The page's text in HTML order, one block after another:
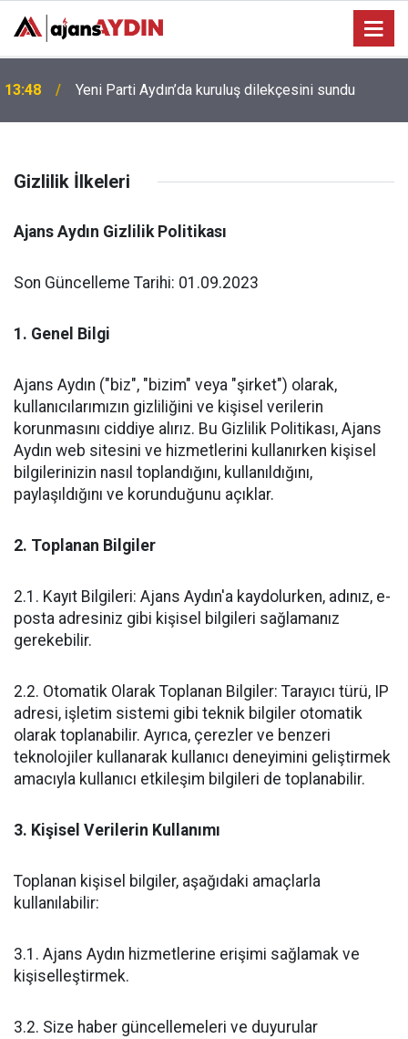
13:48 Yeni Parti Aydın’da kuruluş dilekçesini sundu
Bağarcık Göleti hayvancılığın su ihtiyacını
karşılayacak
Gizlilik İlkeleri
Ajans Aydın Gizlilik Politikası
Son Güncelleme Tarihi: 01.09.2023
1. Genel Bilgi
Ajans Aydın ("biz", "bizim" veya "şirket") olarak,
kullanıcılarımızın gizliliğini ve kişisel verilerin
korunmasını ciddiye alırız. Bu Gizlilik Politikası, Ajans
Aydın web sitesini ve hizmetlerini kullanırken kişisel
bilgilerinizin nasıl toplandığını, kullanıldığını,
paylaşıldığını ve korunduğunu açıklar.
2. Toplanan Bilgiler
2.1. Kayıt Bilgileri: Ajans Aydın'a kaydolurken, adınız, e-
posta adresiniz gibi kişisel bilgileri sağlamanız
gerekebilir.
2.2. Otomatik Olarak Toplanan Bilgiler: Tarayıcı türü, IP
adresi, işletim sistemi gibi teknik bilgiler otomatik
olarak toplanabilir. Ayrıca, çerezler ve benzeri
teknolojiler kullanarak kullanıcı deneyimini geliştirmek
amacıyla kullanıcı etkileşim bilgileri de toplanabilir.
3. Kişisel Verilerin Kullanımı
Toplanan kişisel bilgiler, aşağıdaki amaçlarla
kullanılabilir:
3.1. Ajans Aydın hizmetlerine erişimi sağlamak ve
kişiselleştirmek.
3.2. Size haber güncellemeleri ve duyurular